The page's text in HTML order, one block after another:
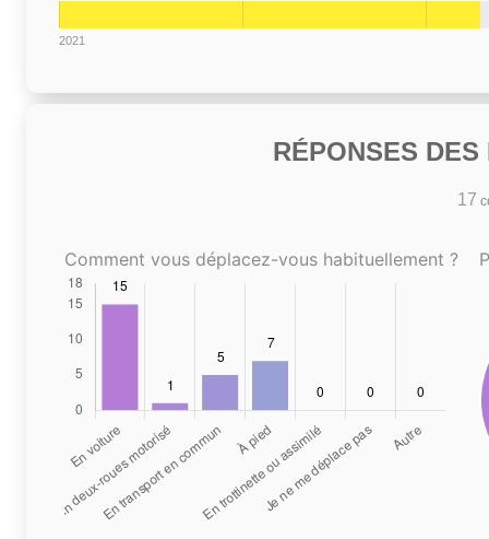
2021
RÉPONSES
17
Comment vous déplacez-vous habituellement ?